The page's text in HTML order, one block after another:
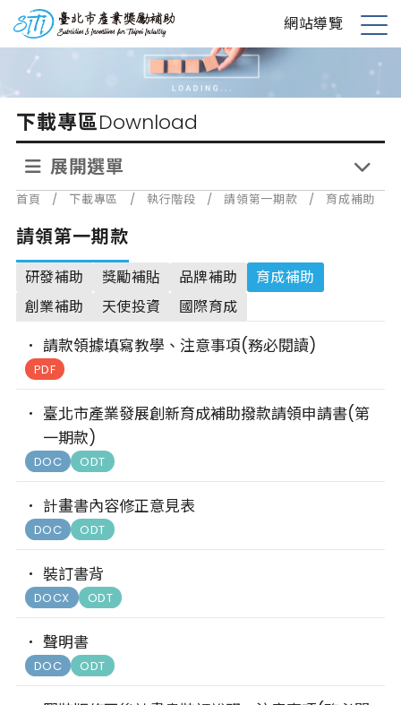
到
內
台北市產業獎勵補助 網站導覽
展
選
單
下載專區Download
展開選單
首頁 / 下載專區 / 執行階段 / 請領第一期款 / 育成補助
請領第一期款
研發補助 獎勵補貼 品牌補助
育成補助
創業補助
天使投資 國際育成
請款領據填寫教學、注意事項(務必閱讀)
PDF
臺北市產業發展創新育成補助撥款請領申請書(第
一期款)
DOC ODT
計畫書內容修正意見表
DOC ODT
裝訂書背
DOCX ODT
聲明書
DOC ODT